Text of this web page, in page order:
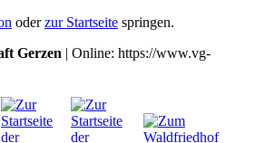
oderzur Startseite springen.
Gerzen | Online: https://www.vg-